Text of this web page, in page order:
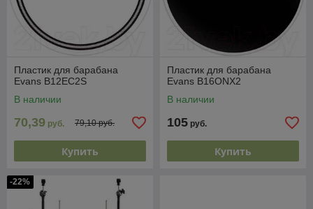
Пластик для барабана
Evans B12EC2S
В наличии
70,39 руб. 79,10 руб.
Купить
Пластик для барабана
Evans B16ONX2
В наличии
105 руб.
Купить
-22%